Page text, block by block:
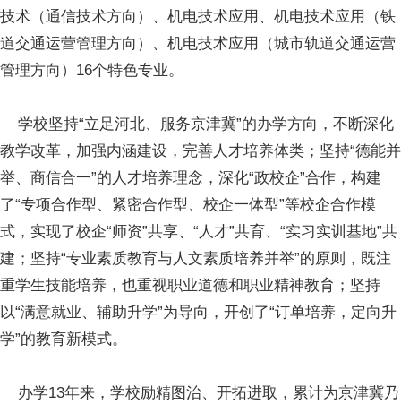
技术（通信技术方向）、机电技术应用、机电技术应用（铁
道交通运营管理方向）、机电技术应用（城市轨道交通运营
管理方向）16个特色专业。
学校坚持“立足河北、服务京津冀”的办学方向，不断深化
教学改革，加强内涵建设，完善人才培养体类；坚持“德能并
举、商信合一”的人才培养理念，深化“政校企”合作，构建
了“专项合作型、紧密合作型、校企一体型”等校企合作模
式，实现了校企“师资”共享、“人才”共育、“实习实训基地”共
建；坚持“专业素质教育与人文素质培养并举”的原则，既注
重学生技能培养，也重视职业道德和职业精神教育；坚持
以“满意就业、辅助升学”为导向，开创了“订单培养，定向升
学”的教育新模式。
办学13年来，学校励精图治、开拓进取，累计为京津冀乃